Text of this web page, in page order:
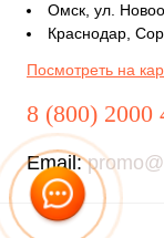
Омск, ул.
Краснодар,
Посмотреть на
8 (800) 2000
Email: